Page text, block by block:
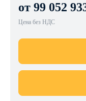
от 99 052
Цена без НДС